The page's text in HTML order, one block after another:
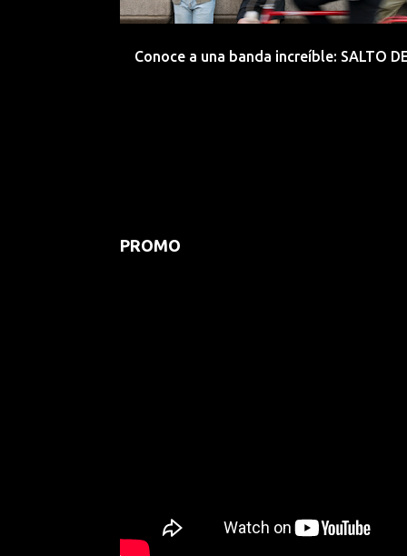
d
Conoce a una banda increíble: SALTO
PROMO